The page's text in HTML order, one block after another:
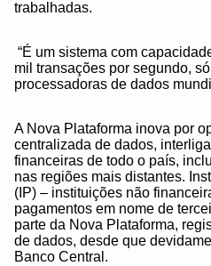
trabalhadas.
“É um sistema com
mil transações por segundo,
processadoras de dados
A Nova Plataforma inova por
centralizada de dados,
financeiras de todo o país,
nas regiões mais distantes.
(IP) – instituições não
pagamentos em nome de
parte da Nova Plataforma,
de dados, desde que
Banco Central.